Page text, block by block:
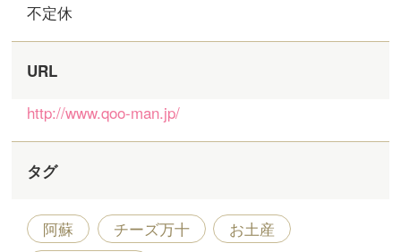
不定休
URL
http://www.qoo-man.jp/
タグ
阿蘇 チーズ万十
お土産